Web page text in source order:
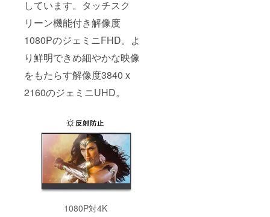
しています。タッチスク
リーン機能付き解像度
1080PのジェミニFHD。よ
り鮮明できめ細やかな映像
をもたらす解像度3840 x
2160のジェミニUHD。
1080P対4K